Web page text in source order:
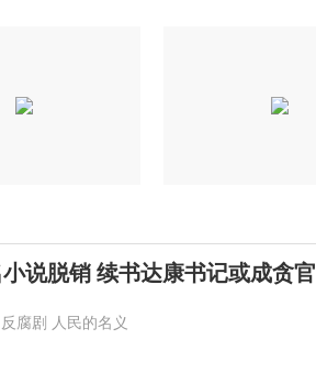
说脱销 续书达康书记或成贪官
反腐剧 人民的名义